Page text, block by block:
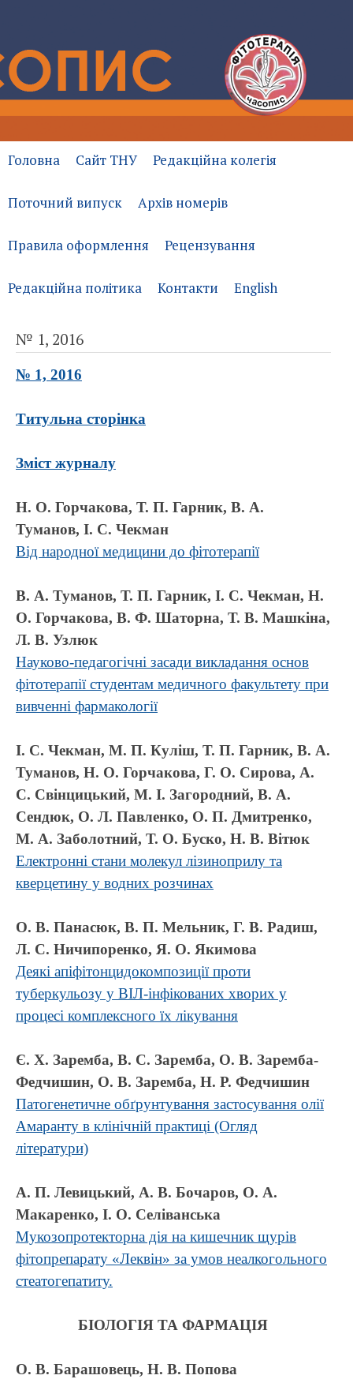
Головна Сайт ТНУ Редакційна колегія
Поточний випуск Архів номерів
Правила оформлення Рецензування
Редакційна політика Контакти English
№ 1, 2016
№ 1, 2016
Титульна сторінка
Зміст журналу
Н. О. Горчакова, Т. П. Гарник, В. А.
Туманов, І. С. Чекман
Від народної медицини до фітотерапії
В. А. Туманов, Т. П. Гарник, І. С. Чекман, Н.
О. Горчакова, В. Ф. Шаторна, Т. В. Машкіна,
Л. В. Узлюк
Науково-педагогічні засади викладання основ
фітотерапії студентам медичного факультету при
вивченні фармакології
І. С. Чекман, М. П. Куліш, Т. П. Гарник, В. А.
Туманов, Н. О. Горчакова, Г. О. Сирова, А.
С. Свінцицький, М. І. Загородний, В. А.
Сендюк, О. Л. Павленко, О. П. Дмитренко,
М. А. Заболотний, Т. О. Буско, Н. В. Вітюк
Електронні стани молекул лізиноприлу та
кверцетину у водних розчинах
О. В. Панасюк, В. П. Мельник, Г. В. Радиш,
Л. С. Ничипоренко, Я. О. Якимова
Деякі апіфітонцидокомпозиції проти
туберкульозу у ВІЛ-інфікованих хворих у
процесі комплексного їх лікування
Є. Х. Заремба, В. С. Заремба, О. В. Заремба-
Федчишин, О. В. Заремба, Н. Р. Федчишин
Патогенетичне обґрунтування застосування олії
Амаранту в клінічній практиці (Огляд
літератури)
А. П. Левицький, А. В. Бочаров, О. А.
Макаренко, І. О. Селіванська
Мукозопротекторна дія на кишечник щурів
фітопрепарату «Леквін» за умов неалкогольного
стеатогепатиту.
БІОЛОГІЯ ТА ФАРМАЦІЯ
О. В. Барашовець, Н. В. Попова